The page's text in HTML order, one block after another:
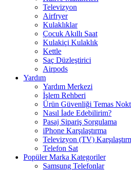
Televizyon
Airfryer
Kulaklıklar
Çocuk Akıllı Saat
Kulakiçi Kulaklık
Kettle
Saç Düzleştirici
Airpods
Yardım
Yardım Merkezi
İşlem Rehberi
Ürün Güvenliği Temas
Nasıl İade Edebilirim?
Pasaj Sipariş Sorgulama
iPhone Karşılaştırma
Televizyon (TV)
Telefon Sat
Popüler Marka Kategoriler
Samsung Telefonlar